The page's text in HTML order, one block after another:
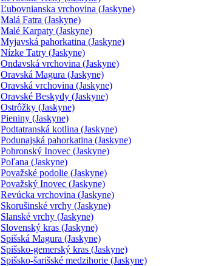
Ľubovnianska vrchovina (Jaskyne)
Malá Fatra (Jaskyne)
Malé Karpaty (Jaskyne)
Myjavská pahorkatina (Jaskyne)
Nízke Tatry (Jaskyne)
Ondavská vrchovina (Jaskyne)
Oravská Magura (Jaskyne)
Oravská vrchovina (Jaskyne)
Oravské Beskydy (Jaskyne)
Ostrôžky (Jaskyne)
Pieniny (Jaskyne)
Podtatranská kotlina (Jaskyne)
Podunajská pahorkatina (Jaskyne)
Pohronský Inovec (Jaskyne)
Poľana (Jaskyne)
Považské podolie (Jaskyne)
Považský Inovec (Jaskyne)
Revúcka vrchovina (Jaskyne)
Skorušinské vrchy (Jaskyne)
Slanské vrchy (Jaskyne)
Slovenský kras (Jaskyne)
Spišská Magura (Jaskyne)
Spišsko-gemerský kras (Jaskyne)
Spišsko-šarišské medzihorie (Jaskyne)